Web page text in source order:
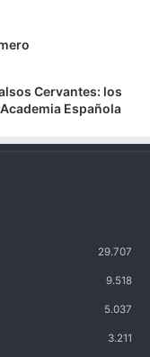
Cervantes: los
Española
29.707
9.518
5.037
3.211